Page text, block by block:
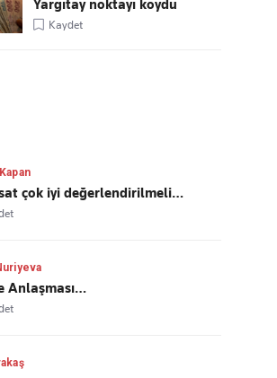
Yargıtay noktayı koydu
Kaydet
çok iyi değerlendirilmeli…
Anlaşması…